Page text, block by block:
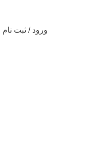
ورود / ثبت نام